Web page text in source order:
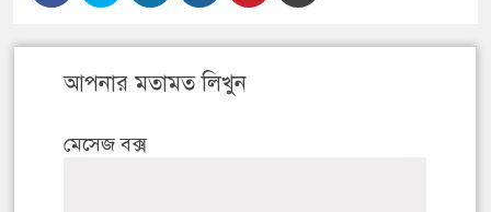
আপনার মতামত লিখুন
মেসেজ বক্স